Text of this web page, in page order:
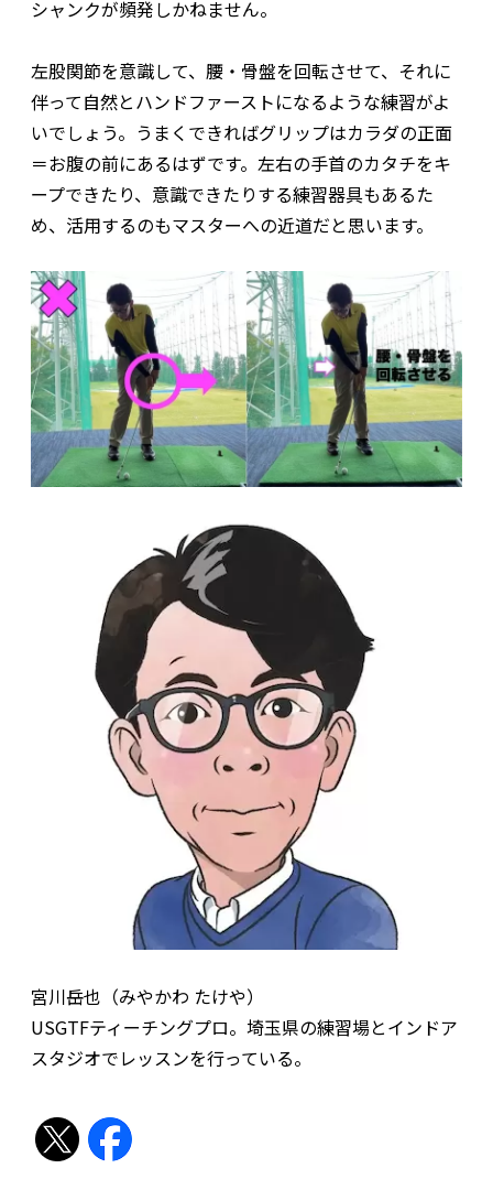
シャンクが頻発しかねません。
左股関節を意識して、腰・骨盤を回転させて、それに
伴って自然とハンドファーストになるような練習がよ
いでしょう。うまくできればグリップはカラダの正面
＝お腹の前にあるはずです。左右の手首のカタチをキ
ープできたり、意識できたりする練習器具もあるた
め、活用するのもマスターへの近道だと思います。
宮川岳也（みやかわ たけや）
USGTFティーチングプロ。埼玉県の練習場とインドア
スタジオでレッスンを行っている。